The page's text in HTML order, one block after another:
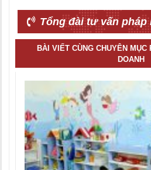
Tổng đài tư vấn pháp
BÀI VIẾT CÙNG CHUYÊN MỤC
DOANH